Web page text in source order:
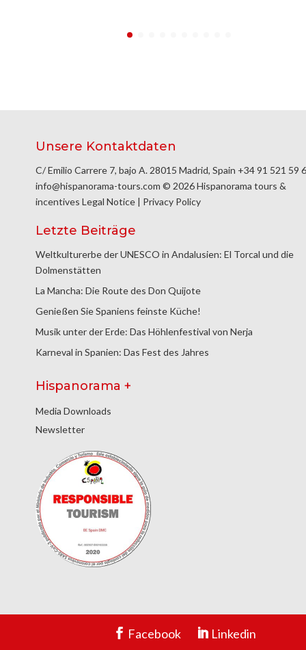
Unsere Kontaktdaten
C/ Emilio Carrere 7, bajo A. 28015 Madrid, Spain +34 91 521 59
info@hispanorama-tours.com © 2026 Hispanorama tours &
incentives Legal Notice | Privacy Policy
Letzte Beiträge
Weltkulturerbe der UNESCO in Andalusien: El Torcal und die
Dolmenstätten
La Mancha: Die Route des Don Quijote
Genießen Sie Spaniens feinste Küche!
Musik unter der Erde: Das Höhlenfestival von Nerja
Karneval in Spanien: Das Fest des Jahres
Hispanorama +
Media Downloads
Newsletter
Facebook Linkedin